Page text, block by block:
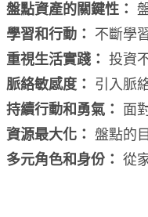
盤點資產的關鍵性：
學習和行動：
不斷學
重視生活實踐： 投資
脈絡敏感度：
引入脈
持續行動和勇氣：
面
資源最大化： 盤點的
多元角色和身份： 從